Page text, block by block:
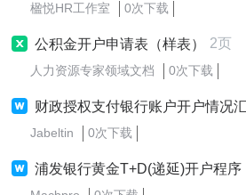
楹悦HR工作室 0次下载
公积金开户申请表（样表） 2页
人力资源专家领域文档 0次下载
财政授权支付银行账户开户情况
Jabeltin 0次下载
浦发银行黄金T+D(递延)开户程序